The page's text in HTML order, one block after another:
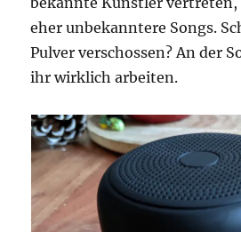
eher unbekanntere Songs.
Pulver verschossen? An der
ihr wirklich arbeiten.